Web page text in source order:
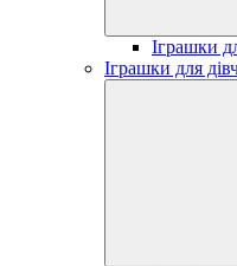
Іграшки
Іграшки для